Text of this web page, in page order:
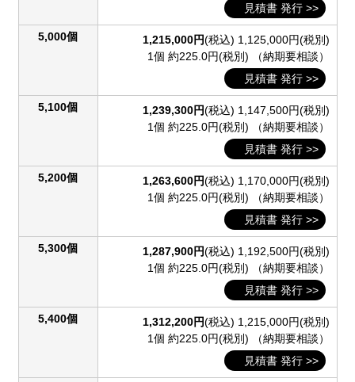
見積書 発行 >>
5,000個 1,215,000円(税込) 1,125,000円(税別)
1個 約225.0円(税別) （納期要相談）
見積書 発行 >>
5,100個 1,239,300円(税込) 1,147,500円(税別)
1個 約225.0円(税別) （納期要相談）
見積書 発行 >>
5,200個 1,263,600円(税込) 1,170,000円(税別)
1個 約225.0円(税別) （納期要相談）
見積書 発行 >>
5,300個 1,287,900円(税込) 1,192,500円(税別)
1個 約225.0円(税別) （納期要相談）
見積書 発行 >>
5,400個 1,312,200円(税込) 1,215,000円(税別)
1個 約225.0円(税別) （納期要相談）
見積書 発行 >>